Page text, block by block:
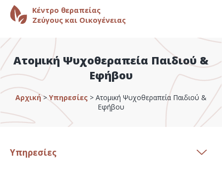
Κέντρο θεραπείας
Ζεύγους και Οικογένειας
Ατομική Ψυχοθεραπεία Παιδιού &
Εφήβου
Αρχική>Υπηρεσίες > Ατομική Ψυχοθεραπεία Παιδιού &
Εφήβου
Υπηρεσίες